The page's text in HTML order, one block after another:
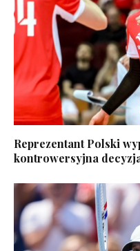
Reprezentant Polski
kontrowersyjna